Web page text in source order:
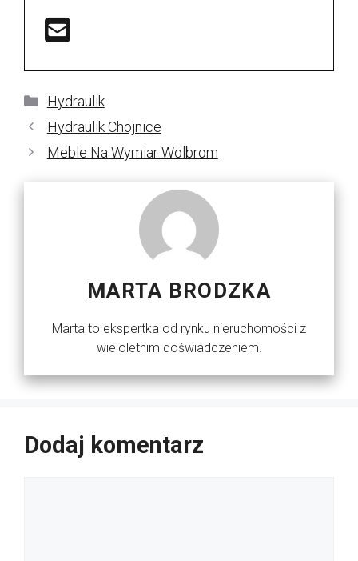
Kategorie
Hydraulik
Hydraulik Chojnice
Meble Na Wymiar Wolbrom
MARTA BRODZKA
Marta to ekspertka od rynku nieruchomości z
wieloletnim doświadczeniem.
Dodaj komentarz